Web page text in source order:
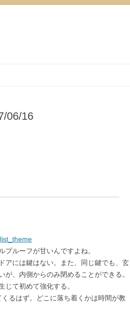
06/16
ルーフが甘いんですよね。
アには鍵はない。また、同じ鍵でも、玄
、内側からのみ閉めることができる。
て初めて強化する。
るはず。どこに落ち着くかは時間が教